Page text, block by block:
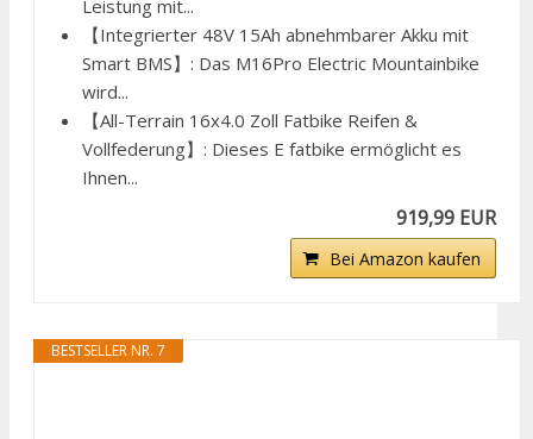
Leistung mit...
【Integrierter 48V 15Ah abnehmbarer Akku mit
Smart BMS】: Das M16Pro Electric Mountainbike
wird...
【All-Terrain 16x4.0 Zoll Fatbike Reifen &
Vollfederung】: Dieses E fatbike ermöglicht es
Ihnen...
919,99 EUR
Bei Amazon kaufen
BESTSELLER NR. 7